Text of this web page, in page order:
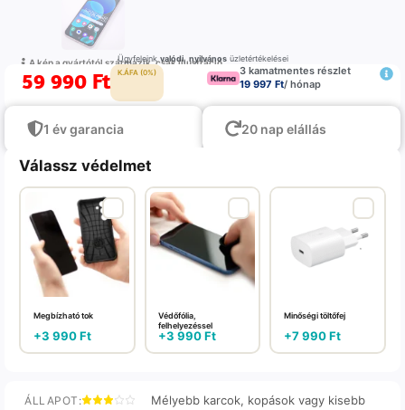
A kép a gyártótól származik, csak illustráció
Ügyfeleinkvalódi,nyilvánosüzletértékelései
59 990 Ft K.ÁFA (0%)
3 kamatmentes részlet
19 997 Ft/ hónap
1 év garancia 20 nap elállás
Válassz védelmet
Megbízható tok
+3 990Ft
Védőfólia,
felhelyezéssel
+3 990Ft
Minőségi töltőfej
+7 990Ft
ÁLLAPOT:
Mélyebb karcok, kopások vagy kisebb